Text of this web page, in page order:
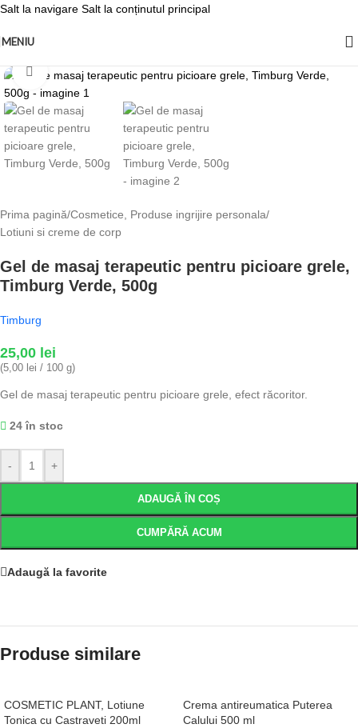
Salt la navigare Salt la conținutul principal
MENIU
Fă clic pentru a mări
Prima pagină/Cosmetice, Produse ingrijire personala/
Lotiuni si creme de corp
Gel de masaj terapeutic pentru picioare grele,
Timburg Verde, 500g
Timburg
25,00 lei
(5,00 lei / 100 g)
Gel de masaj terapeutic pentru picioare grele, efect răcoritor.
24 în stoc
- +
ADAUGĂ ÎN COȘ
CUMPĂRĂ ACUM
Adaugă la favorite
Produse similare
COSMETIC PLANT, Lotiune
Tonica cu Castraveti 200ml
Crema antireumatica Puterea
Calului 500 ml